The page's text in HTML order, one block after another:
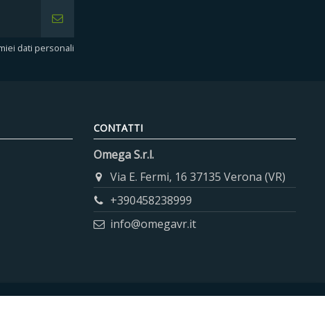
dati personali
CONTATTI
Omega S.r.l.
Via E. Fermi, 16 37135 Verona (VR)
+390458238999
info@omegavr.it